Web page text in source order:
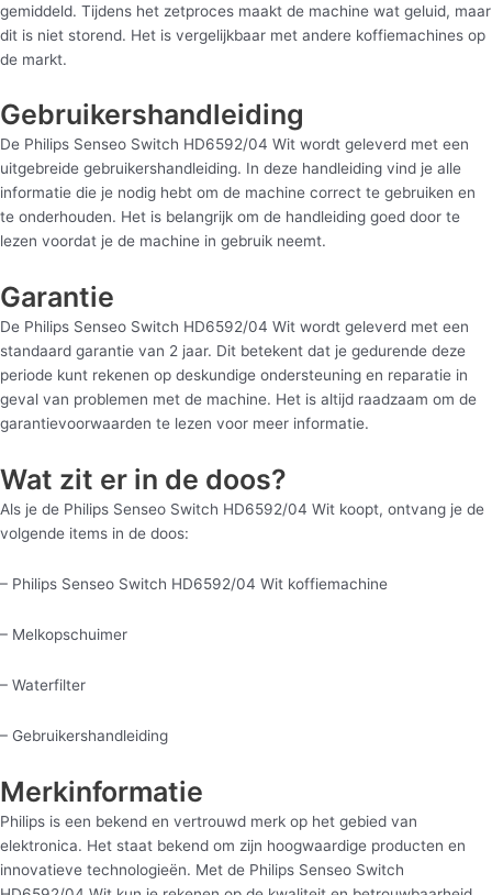
gemiddeld. Tijdens het zetproces maakt de machine wat geluid, maar
dit is niet storend. Het is vergelijkbaar met andere koffiemachines op
de markt.
Gebruikershandleiding
De Philips Senseo Switch HD6592/04 Wit wordt geleverd met een
uitgebreide gebruikershandleiding. In deze handleiding vind je alle
informatie die je nodig hebt om de machine correct te gebruiken en
te onderhouden. Het is belangrijk om de handleiding goed door te
lezen voordat je de machine in gebruik neemt.
Garantie
De Philips Senseo Switch HD6592/04 Wit wordt geleverd met een
standaard garantie van 2 jaar. Dit betekent dat je gedurende deze
periode kunt rekenen op deskundige ondersteuning en reparatie in
geval van problemen met de machine. Het is altijd raadzaam om de
garantievoorwaarden te lezen voor meer informatie.
Wat zit er in de doos?
Als je de Philips Senseo Switch HD6592/04 Wit koopt, ontvang je de
volgende items in de doos:
– Philips Senseo Switch HD6592/04 Wit koffiemachine
– Melkopschuimer
– Waterfilter
– Gebruikershandleiding
Merkinformatie
Philips is een bekend en vertrouwd merk op het gebied van
elektronica. Het staat bekend om zijn hoogwaardige producten en
innovatieve technologieën. Met de Philips Senseo Switch